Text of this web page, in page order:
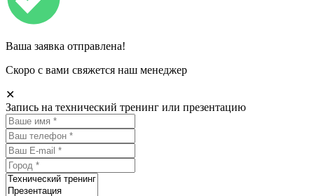
Ваша заявка отправлена!
Скоро с вами свяжется наш менеджер
✕
Запись на технический тренинг или презентацию